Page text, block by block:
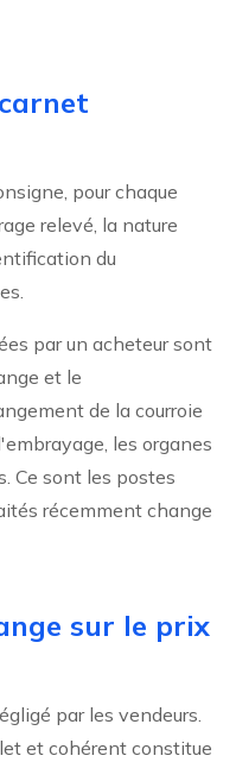
pour chaque
relevé, la nature
du
par un acheteur sont
et le
de la courroie
les organes
Ce sont les postes
récemment change
sur le prix
par les vendeurs.
et cohérent constitue